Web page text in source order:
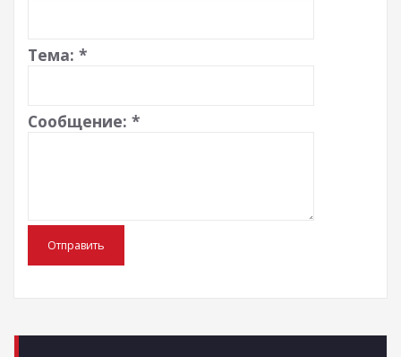
Тема: *
Сообщение: *